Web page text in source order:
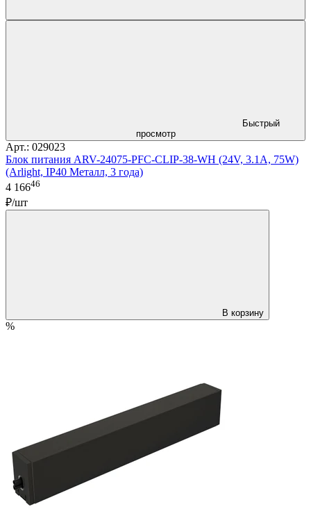
Быстрый
просмотр
Арт.: 029023
Блок питания ARV-24075-PFC-CLIP-38-WH (24V, 3.1A, 75W)
(Arlight, IP40 Металл, 3 года)
4 16646
₽/шт
В корзину
%